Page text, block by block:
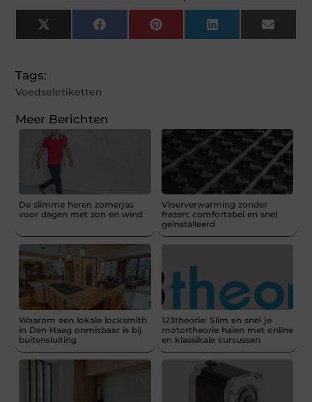
X
(Twitter)
FacebookPinterestLinkedInEmail
Tags:
Voedseletiketten
Meer Berichten
De slimme heren zomerjas
voor dagen met zon en wind
Vloerverwarming zonder
frezen: comfortabel en snel
geïnstalleerd
Waarom een lokale locksmith
in Den Haag onmisbaar is bij
buitensluiting
123theorie: Slim en snel je
motortheorie halen met online
en klassikale cursussen